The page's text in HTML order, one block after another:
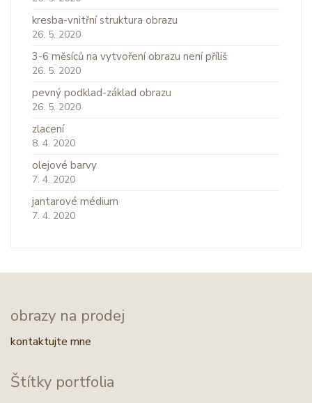
kresba-vnitřní struktura obrazu
26. 5. 2020
3-6 měsíců na vytvoření obrazu není příliš
26. 5. 2020
pevný podklad-základ obrazu
26. 5. 2020
zlacení
8. 4. 2020
olejové barvy
7. 4. 2020
jantarové médium
7. 4. 2020
obrazy na prodej
kontaktujte mne
Štítky portfolia